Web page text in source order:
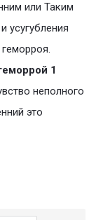
или Таким
усугубления
1
неполного
это